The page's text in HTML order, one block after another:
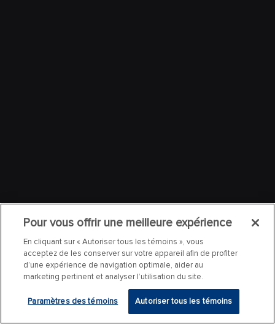
Pour vous offrir une meilleure expérience
En cliquant sur « Autoriser tous les témoins », vous
acceptez de les conserver sur votre appareil afin de profiter
d’une expérience de navigation optimale, aider au
marketing pertinent et analyser l’utilisation du site.
Paramètres des témoins Autoriser tous les témoins